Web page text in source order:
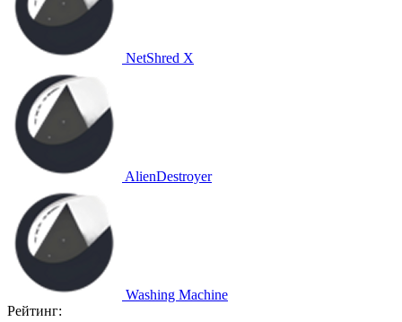
NetShred X
AlienDestroyer
Washing Machine
Рейтинг: